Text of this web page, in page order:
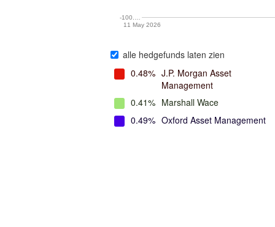
11 May 2026
-100.…
alle hedgefunds laten zien
0.48% J.P. Morgan Asset
Management
0.41% Marshall Wace
0.49% Oxford Asset Management